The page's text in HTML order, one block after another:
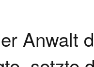
Anwalt